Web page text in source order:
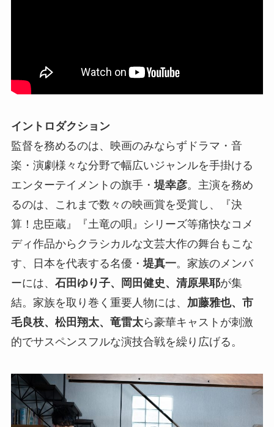
イントロダクション
監督を務めるのは、映画のみならずドラマ・音
楽・演劇様々な分野で幅広いジャンルを手掛ける
エンターテイメントの旗手・堤幸彦。主演を務め
るのは、これまで数々の映画賞を受賞し、『決
算！忠臣蔵』『土竜の唄』シリーズ等痛快なコメ
ディ作品からクラシカルな文芸大作の舞台もこな
す、日本を代表する名優・堤真一。家族のメンバ
ーには、 石田ゆり子、岡田健史、清原果耶が集
結。家族を取り巻く重要人物には、 加藤雅也、市
毛良枝、松田翔太、竜雷太ら豪華キャストが刺激
的でサスペンスフルな演技合戦を繰り広げる。